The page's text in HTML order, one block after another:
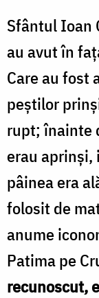
Sfântul Ioan
au avut în
Care au fost
peştilor
rupt; înainte
erau aprinşi,
pâinea era
folosit de
anume
Patima pe
recunoscut,